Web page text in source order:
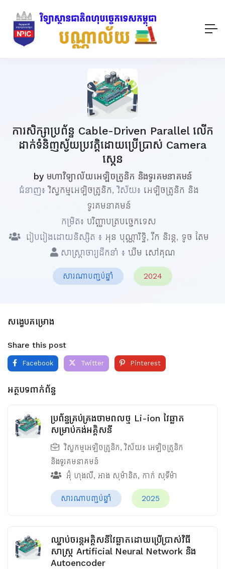
ការសិក្សាប្រព័ន្ធ Cable-Driven Parallel លើក
ដាក់ទំនិញស្វ័យប្រវត្តិដោយប្រើប្រាស់ Camera
ស្កេន
by មហាវិទ្យាល័យអេឡិចត្រូនិក និងទូរគមនាគមន៍
ជំនាញ៖វិស្វកម្មអេឡិចត្រូនិក, វិស័យ៖ អេឡិចត្រូនិក និង
ទូរគមនាគមន៍
កម្រិត៖ បរិញ្ញាបត្របច្ចេកទេស
រៀបរៀងដោយនិស្សិត ៖ អុន បុណ្ណារិទ្ធិ,រីក​ និរន្ត, ទូច តែម
សាស្ត្រាចារ្យដឹកនាំ ៖ ឃឹម សៅគុណ
សារណាបញ្ចប់ឆ្នាំ 2024
សង្ខេបគម្រោង
Share this post
Facebook Twitter Pinterest
អត្ថបទពាក់ព័ន្ធ
ប្រព័ន្ធគ្រប់គ្រងថាមពលថ្ម​ Li-ion វៃឆ្លាត
សម្រាប់កង់អគ្គិសនី
វិស្វកម្មអេឡិចត្រូនិក, វិស័យ៖ អេឡិចត្រូនិក
និងទូរគមនាគមន៍
អ៊ុំ ហុងលី, អាង សុម៉ានិត, កាក់ សុទីម៉ា
សារណាបញ្ចប់ឆ្នាំ 2025
ឈ្នាប់ចរន្តអគ្គិសនីវៃឆ្លាតដោយប្រើប្រាស់វិធី
សាស្រ្ត Artificial Neural Network និង
Autoencoder